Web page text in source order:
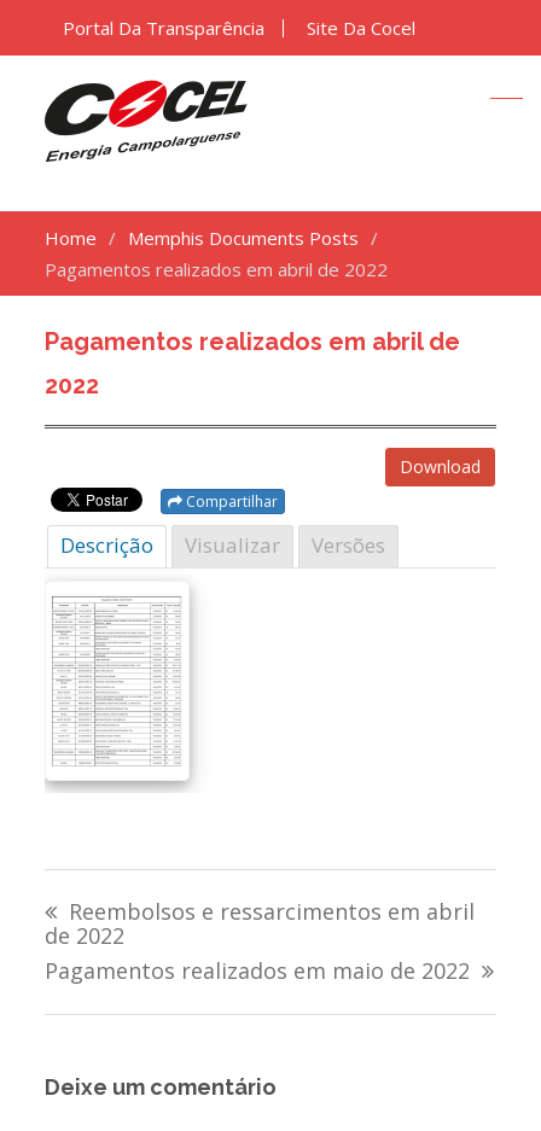
Portal Da Transparência Site Da Cocel
Home
Memphis Documents Posts
Pagamentos realizados em abril de 2022
Pagamentos realizados em abril de
2022
Download
Compartilhar
Descrição Visualizar Versões
de
Post
Reembolsos e ressarcimentos em abril
de 2022
Pagamentos realizados em maio de 2022
Deixe um comentário